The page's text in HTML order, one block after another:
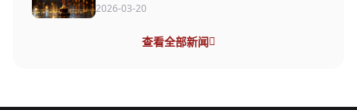
2026-03-20
查看全部新闻